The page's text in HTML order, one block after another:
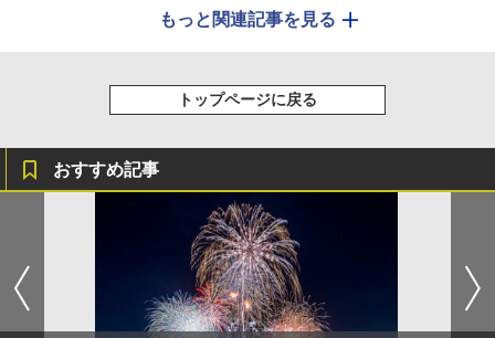
もっと関連記事を見る
トップページに戻る
おすすめ記事